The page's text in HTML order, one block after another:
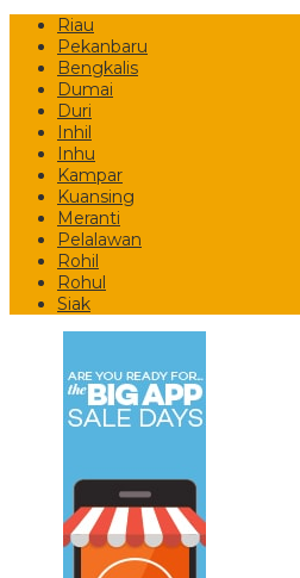
Riau
Pekanbaru
Bengkalis
Dumai
Duri
Inhil
Inhu
Kampar
Kuansing
Meranti
Pelalawan
Rohil
Rohul
Siak